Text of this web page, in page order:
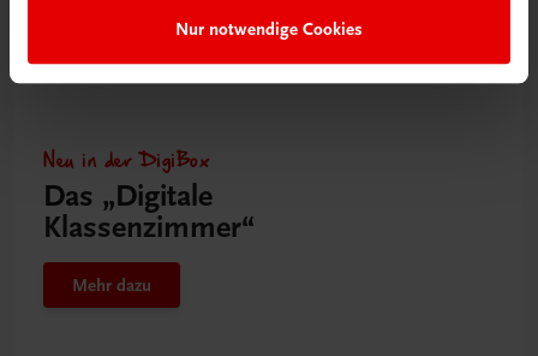
Nur notwendige Cookies
Neu in der DigiBox
Das „Digitale
Klassenzimmer“
Mehr dazu